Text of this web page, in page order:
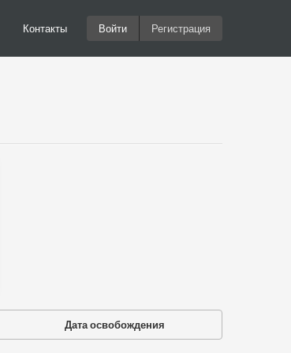
Контакты Войти Регистрация
Дата освобождения